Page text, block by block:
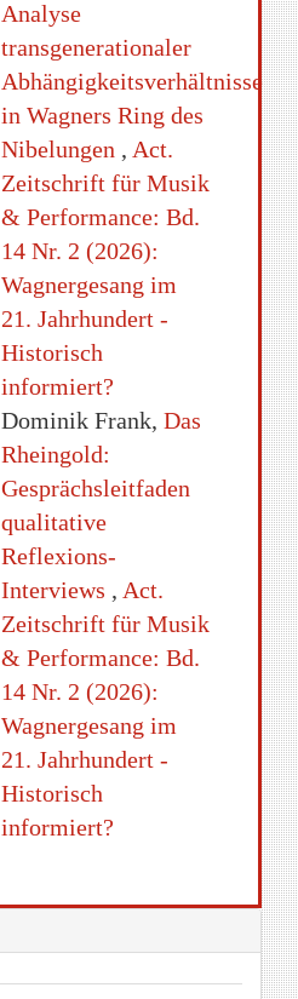
Analyse
transgenerationaler
Abhängigkeitsverhältnisse
in Wagners Ring des
Nibelungen , Act.
Zeitschrift für Musik
& Performance: Bd.
14 Nr. 2 (2026):
Wagnergesang im
21. Jahrhundert -
Historisch
informiert?
Dominik Frank, Das
Rheingold:
Gesprächsleitfaden
qualitative
Reflexions-
Interviews , Act.
Zeitschrift für Musik
& Performance: Bd.
14 Nr. 2 (2026):
Wagnergesang im
21. Jahrhundert -
Historisch
informiert?